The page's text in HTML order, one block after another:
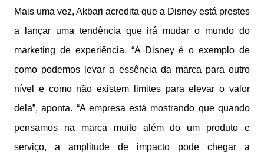
Mais uma vez, Akbari acredita que a Disney está prestes
a lançar uma tendência que irá mudar o mundo do
marketing de experiência. “A Disneyé o exemplo de
como podemos levar a essência da marca para outro
nível e comonão existem limites para elevar o valor
dela”, aponta. “A empresaestá mostrando que quando
pensamos na marca muito alémdo um produto e
serviço, a amplitude de impacto pode chegar a